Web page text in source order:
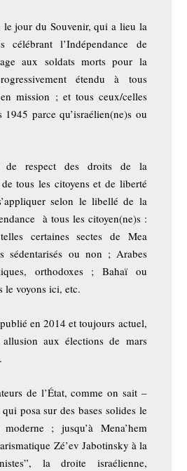
le jour du Souvenir, qui a lieu la
célébrant l’Indépendance de
aux soldats morts pour la
étendu à tous
mission ; et tous ceux/celles
1945 parce qu’israélien(ne)s ou
de respect des droits de la
tous les citoyens et de liberté
selon le libellé de la
à tous les citoyen(ne)s :
certaines sectes de Mea
sédentarisés ou non ; Arabes
orthodoxes ; Bahaï ou
le voyons ici, etc.
en 2014 et toujours actuel,
aux élections de mars
de l’État, comme on sait –
posa sur des bases solides le
; jusqu’à Mena’hem
Zé’ev Jabotinsky à la
la droite israélienne,